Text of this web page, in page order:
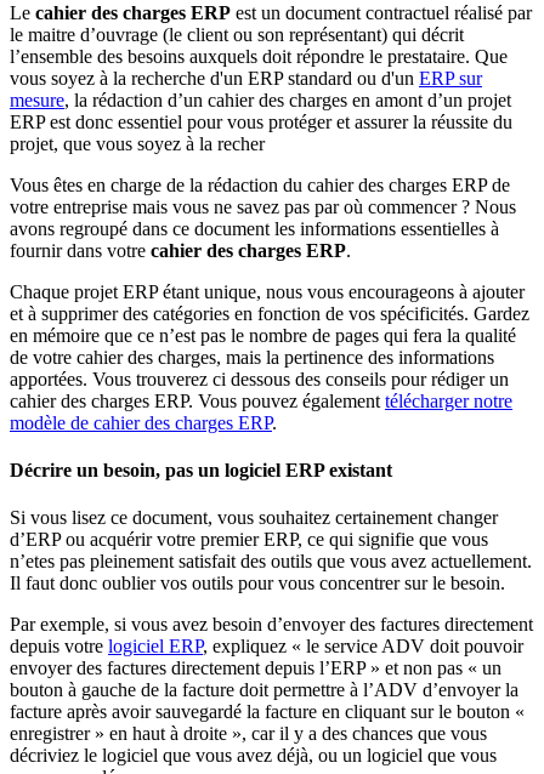
Le cahier des charges ERP est un document contractuel réalisé par
le maitre d’ouvrage (le client ou son représentant) qui décrit
l’ensemble des besoins auxquels doit répondre le prestataire. Que
vous soyez à la recherche d'un ERP standard ou d'un ERP sur
mesure, la rédaction d’un cahier des charges en amont d’un projet
ERP est donc essentiel pour vous protéger et assurer la réussite du
projet, que vous soyez à la recher
Vous êtes en charge de la rédaction du cahier des charges ERP de
votre entreprise mais vous ne savez pas par où commencer ? Nous
avons regroupé dans ce document les informations essentielles à
fournir dans votre cahier des charges ERP.
Chaque projet ERP étant unique, nous vous encourageons à ajouter
et à supprimer des catégories en fonction de vos spécificités. Gardez
en mémoire que ce n’est pas le nombre de pages qui fera la qualité
de votre cahier des charges, mais la pertinence des informations
apportées. Vous trouverez ci dessous des conseils pour rédiger un
cahier des charges ERP. Vous pouvez également télécharger notre
modèle de cahier des charges ERP.
Décrire un besoin, pas un logiciel ERP existant
Si vous lisez ce document, vous souhaitez certainement changer
d’ERP ou acquérir votre premier ERP, ce qui signifie que vous
n’etes pas pleinement satisfait des outils que vous avez actuellement.
Il faut donc oublier vos outils pour vous concentrer sur le besoin.
Par exemple, si vous avez besoin d’envoyer des factures directement
depuis votre logiciel ERP, expliquez « le service ADV doit pouvoir
envoyer des factures directement depuis l’ERP » et non pas « un
bouton à gauche de la facture doit permettre à l’ADV d’envoyer la
facture après avoir sauvegardé la facture en cliquant sur le bouton «
enregistrer » en haut à droite », car il y a des chances que vous
décriviez le logiciel que vous avez déjà, ou un logiciel que vous